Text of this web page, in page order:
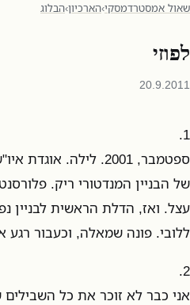
שאול אמסטרדמסקי›הארכיון›הבלוג
לפוזי
20.9.2011
1.
ספטמבר, 2001. לילה.
של הבניין המנדטורי ריק.
עצל. ואז, הדלת הראשית לבניין
ללובי. פונה שמאלה, וכעבור רגע
2.
אני כבר לא זוכר את כל